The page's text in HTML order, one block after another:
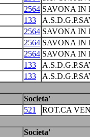
2564 SAVONA IN
133
2564 SAVONA IN
2564 SAVONA IN
2564 SAVONA IN
133
133
Societa'
521
ROT.CA
Societa'